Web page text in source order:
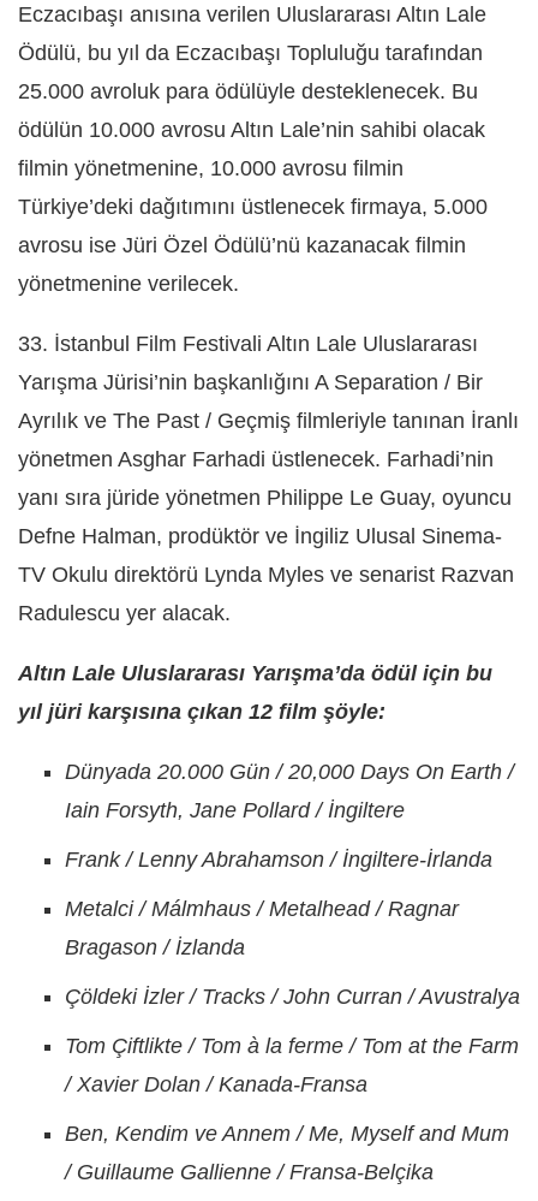
Eczacıbaşı anısına verilen Uluslararası Altın Lale
Ödülü, bu yıl da Eczacıbaşı Topluluğu tarafından
25.000 avroluk para ödülüyle desteklenecek. Bu
ödülün 10.000 avrosu Altın Lale’nin sahibi olacak
filmin yönetmenine, 10.000 avrosu filmin
Türkiye’deki dağıtımını üstlenecek firmaya, 5.000
avrosu ise Jüri Özel Ödülü’nü kazanacak filmin
yönetmenine verilecek.
33. İstanbul Film Festivali Altın Lale Uluslararası
Yarışma Jürisi’nin başkanlığını A Separation / Bir
Ayrılık ve The Past / Geçmiş filmleriyle tanınan İranlı
yönetmen Asghar Farhadi üstlenecek. Farhadi’nin
yanı sıra jüride yönetmen Philippe Le Guay, oyuncu
Defne Halman, prodüktör ve İngiliz Ulusal Sinema-
TV Okulu direktörü Lynda Myles ve senarist Razvan
Radulescu yer alacak.
Altın Lale Uluslararası Yarışma’da ödül için bu
yıl jüri karşısına çıkan 12 film şöyle:
Dünyada 20.000 Gün / 20,000 Days On Earth /
Iain Forsyth, Jane Pollard / İngiltere
Frank / Lenny Abrahamson / İngiltere-İrlanda
Metalci / Málmhaus / Metalhead / Ragnar
Bragason / İzlanda
Çöldeki İzler / Tracks / John Curran / Avustralya
Tom Çiftlikte / Tom à la ferme / Tom at the Farm
/ Xavier Dolan / Kanada-Fransa
Ben, Kendim ve Annem / Me, Myself and Mum
/ Guillaume Gallienne / Fransa-Belçika